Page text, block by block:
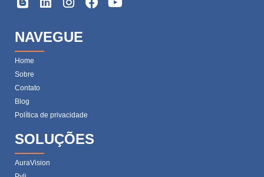
NAVEGUE
Home
Sobre
Contato
Blog
Política de privacidade
SOLUÇÕES
AuraVision